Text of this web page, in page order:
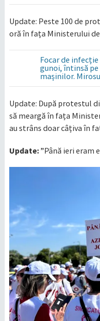
Update: Peste 100 de
oră în fața Ministerului
Focar de
gunoi, întinsă
mașinilor.
Update: După protestul
să meargă în fața
au strâns doar câțiva în
Update:”Până ieri eram